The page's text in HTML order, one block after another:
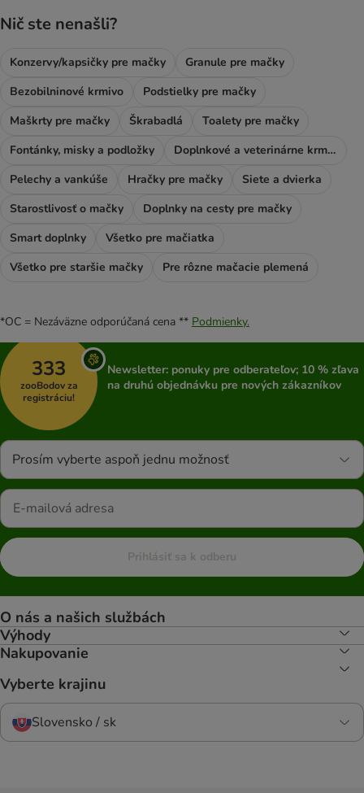
Nič ste nenašli?
Konzervy/kapsičky pre mačky
Granule pre mačky
Bezobilninové krmivo
Podstielky pre mačky
Maškrty pre mačky
Škrabadlá
Toalety pre mačky
Fontánky, misky a podložky
Doplnkové a veterinárne krmivo
Pelechy a vankúše
Hračky pre mačky
Siete a dvierka
Starostlivosť o mačky
Doplnky na cesty pre mačky
Smart doplnky
Všetko pre mačiatka
Všetko pre staršie mačky
Pre rôzne mačacie plemená
*OC = Nezáväzne odporúčaná cena ** Podmienky.
333
zooBodov za
registráciu!
Newsletter: ponuky pre odberateľov; 10 % zľava
na druhú objednávku pre nových zákazníkov
Prosím vyberte aspoň jednu možnosť
Prihlásiť sa k odberu
O nás a našich službách
Výhody
Nakupovanie
Vyberte krajinu
Slovensko / sk